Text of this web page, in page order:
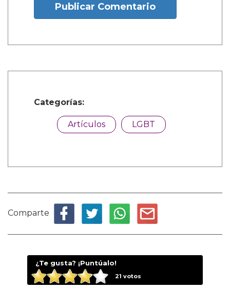
Publicar Comentario
Categorías:
Artículos LGBT
Comparte
¿Te gusta? ¡Puntúalo!
21 votos